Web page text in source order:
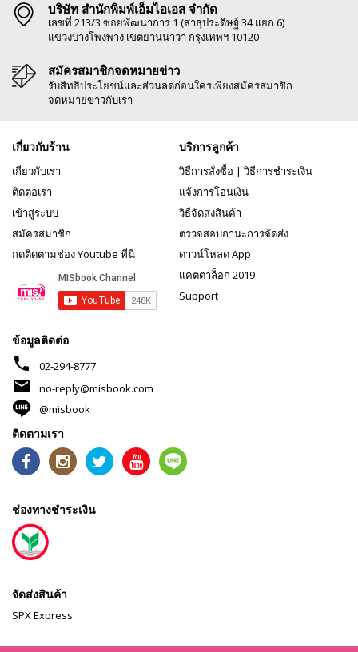
บริษัท สำนักพิมพ์เอ็มไอเอส จำกัด
เลขที่ 213/3 ซอยพัฒนาการ 1 (สาธุประดิษฐ์ 34 แยก 6)
แขวงบางโพงพาง เขตยานนาวา กรุงเทพฯ 10120
สมัครสมาชิกจดหมายข่าว
รับสิทธิประโยชน์และส่วนลดก่อนใครเพียงสมัครสมาชิก
จดหมายข่าวกับเรา
เกี่ยวกับร้าน
เกี่ยวกับเรา
ติดต่อเรา
เข้าสู่ระบบ
สมัครสมาชิก
กดติดตามช่อง Youtube ที่นี่
บริการลูกค้า
วิธีการสั่งซื้อ | วิธีการชำระเงิน
แจ้งการโอนเงิน
วิธีจัดส่งสินค้า
ตรวจสอบถานะการจัดส่ง
ดาวน์โหลด App
แคตตาล็อก 2019
Support
ข้อมูลติดต่อ
phone 02-294-8777
mail
no-reply@misbook.com
@misbook
ติดตามเรา
ช่องทางชำระเงิน
จัดส่งสินค้า
SPX Express